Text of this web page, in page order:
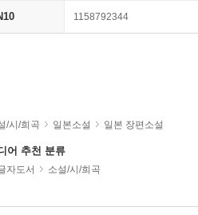
1158792344
/시/희곡 일본소설 일본 장편소설
어 추천 분류
자도서 소설/시/희곡